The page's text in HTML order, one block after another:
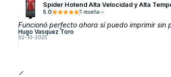
Spider Hotend Alta Velocidad y Alta
5.0 1 reseña
Funcionó perfecto ahora sí puedo imprimir sin
Hugo Vasquez Toro
02-10-2025